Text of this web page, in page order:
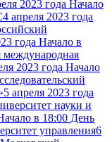
2023 года Начало
4 апреля 2023 года
года Начало в
международная
2023 года Начало
5 апреля 2023 года
науки и
в 18:00 День
управления6